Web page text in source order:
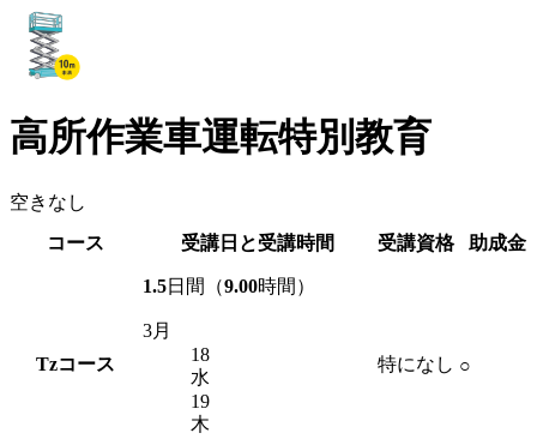
高所作業車運転特別教育
空きなし
コース
受講日と受講時間 受講資格 助成金
Tzコース
1.5日間（9.00時間）
3月
18
水
19
木
特になし ○